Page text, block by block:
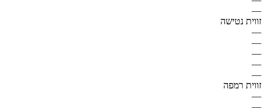
—
זווית נטישה
—
—
—
—
—
זווית רמפה
—